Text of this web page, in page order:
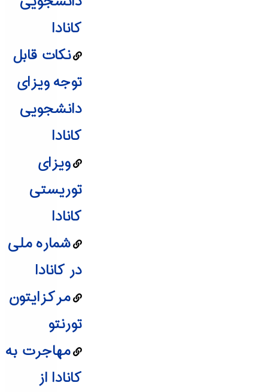
کانادا
نکات قابل
توجه ویزای
دانشجویی
کانادا
ویزای
توریستی
کانادا
شماره ملی
در کانادا
مرکزايتون
تورنتو
مهاجرت به
کانادا از